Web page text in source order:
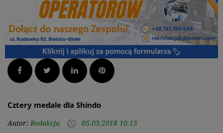
Facebook Twitter LinkedInPinterest
Cztery medale dla Shindo
Autor: Redakcja access_time 05.03.2018 10:15